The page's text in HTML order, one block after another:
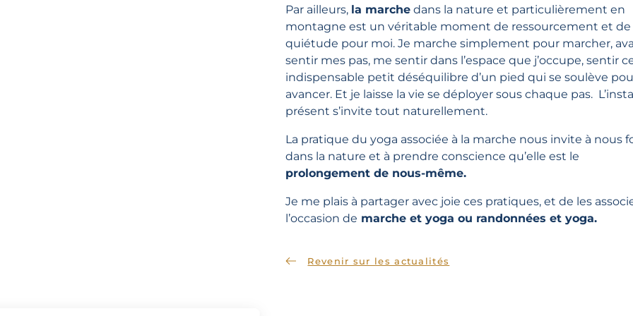
Par ailleurs, la marche dans la nature et particulièrement en
montagne est un véritable moment de ressourcement et de
quiétude pour moi. Je marche simplement pour marcher,
sentir mes pas, me sentir dans l’espace que j’occupe, sentir
indispensable petit déséquilibre d’un pied qui se soulève
avancer. Et je laisse la vie se déployer sous chaque pas.
présent s’invite tout naturellement.
La pratique du yoga associée à la marche nous invite à nous
dans la nature et à prendre conscience qu’elle est le
prolongement de nous-même.
Je me plais à partager avec joie ces pratiques, et de les
l’occasion de marche et yoga ou randonnées et yoga.
Revenir sur les actualités